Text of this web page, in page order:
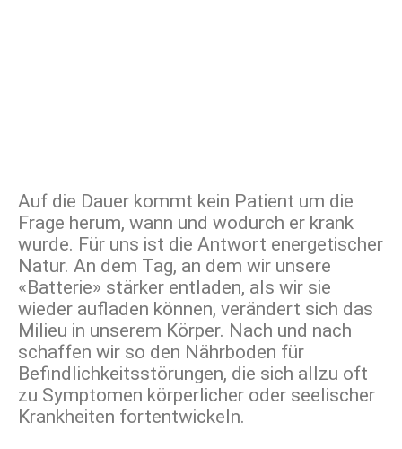
Auf die Dauer kommt kein Patient um die
Frage herum, wann und wodurch er krank
wurde. Für uns ist die Antwort energetischer
Natur. An dem Tag, an dem wir unsere
«Batterie» stärker entladen, als wir sie
wieder aufladen können, verändert sich das
Milieu in unserem Körper. Nach und nach
schaffen wir so den Nährboden für
Befindlichkeitsstörungen, die sich allzu oft
zu Symptomen körperlicher oder seelischer
Krankheiten fortentwickeln.